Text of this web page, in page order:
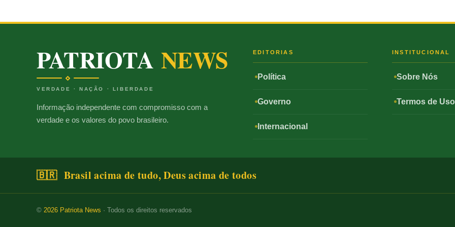
PATRIOTA NEWS
VERDADE · NAÇÃO · LIBERDADE
Informação independente com compromisso com a
verdade e os valores do povo brasileiro.
EDITORIAS
Política
Governo
Internacional
INSTITUCIONAL
Sobre Nós
Termos de Uso
🇧🇷 Brasil acima de tudo, Deus acima de todos
© 2026 Patriota News · Todos os direitos reservados